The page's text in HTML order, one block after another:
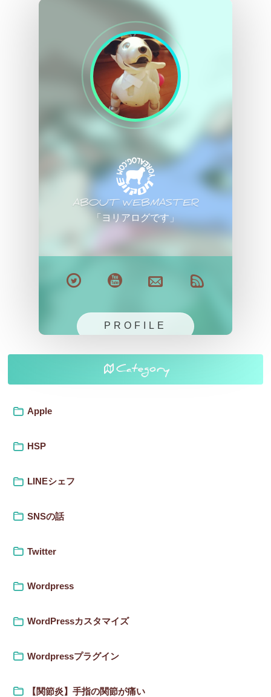
ABOUT WEBMASTER
「ヨリアログです」
PROFILE
Category
Apple
HSP
LINEシェフ
SNSの話
Twitter
Wordpress
WordPressカスタマイズ
Wordpressプラグイン
【関節炎】手指の関節が痛い